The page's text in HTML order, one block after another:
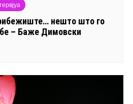
нешто што го
– Баже Димовски